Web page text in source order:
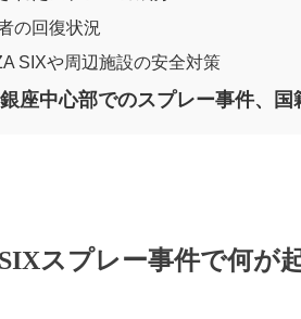
の回復状況
SIXや周辺施設の安全対策
座中心部でのスプレー事件、
スプレー事件で何が